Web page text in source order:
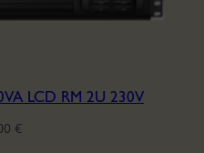
LCD RM 2U 230V
€